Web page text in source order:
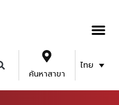
ค้นหาสาขา
ไทย